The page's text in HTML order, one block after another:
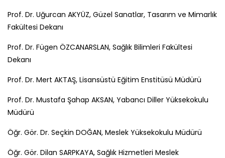
Prof. Dr. Uğurcan AKYÜZ, Güzel Sanatlar, Tasarım ve Mimarlık
Fakültesi Dekanı
Prof. Dr. Fügen ÖZCANARSLAN, Sağlık Bilimleri Fakültesi
Dekanı
Prof. Dr. Mert AKTAŞ, Lisansüstü Eğitim Enstitüsü Müdürü
Prof. Dr. Mustafa Şahap AKSAN, Yabancı Diller Yüksekokulu
Müdürü
Öğr. Gör. Dr. Seçkin DOĞAN, Meslek Yüksekokulu Müdürü
Öğr. Gör. Dilan SARPKAYA, Sağlık Hizmetleri Meslek